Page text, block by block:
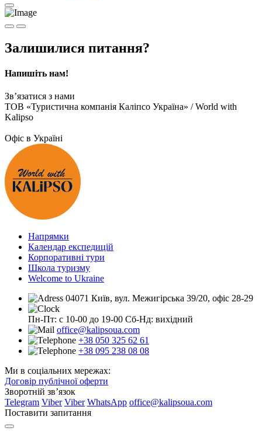
Залишилися питання?
Напишіть нам!
Зв’язатися з нами
ТОВ «Туристична компанія Каліпсо Україна» / World with
Kalipso
Офіс в Україні
Напрямки
Календар експедицій
Корпоративні тури
Школа туризму
Welcome to Ukraine
04071 Київ, вул. Межигірська 39/20, офіс 28-29
Пн-Пт: с 10-00 до 19-00 Сб-Нд: вихідний
office@kalipsoua.com
+38 050 325 62 61
+38 095 238 08 08
Ми в соціальних мережах:
Договір публічної оферти
Зворотній зв’язок
Telegram Viber Viber WhatsApp office@kalipsoua.com
Поставити запитання